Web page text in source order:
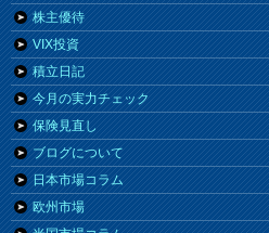
株主優待
VIX投資
積立日記
今月の実力チェック
保険見直し
ブログについて
日本市場コラム
欧州市場